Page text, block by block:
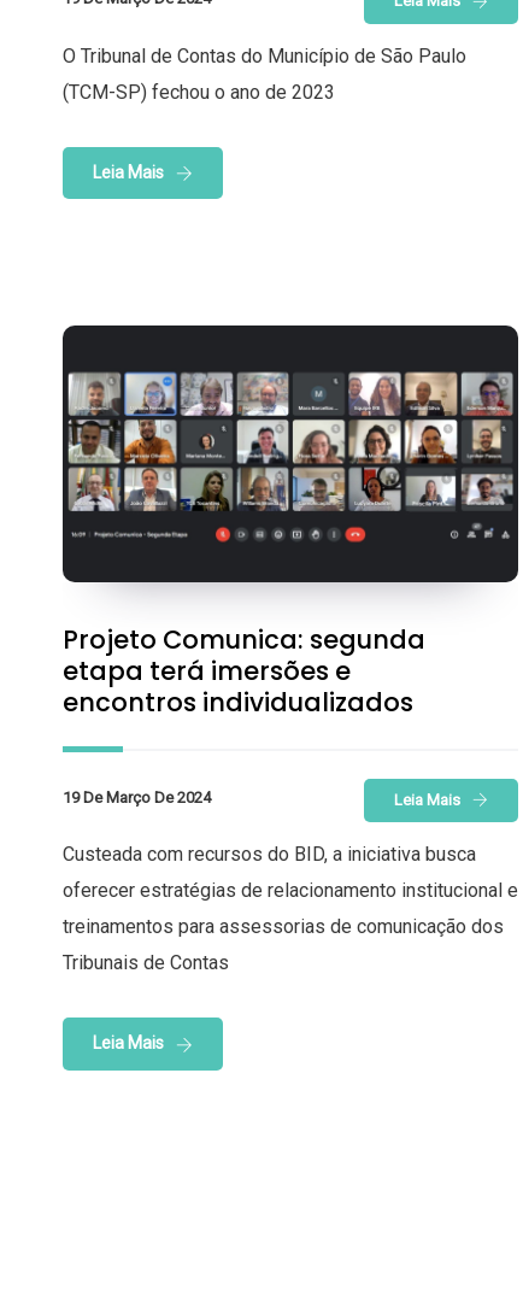
O Tribunal de Contas do Município de São Paulo
(TCM-SP) fechou o ano de 2023
Leia Mais
Projeto Comunica: segunda
etapa terá imersões e
encontros individualizados
19 De Março De 2024 Leia Mais
Custeada com recursos do BID, a iniciativa busca
oferecer estratégias de relacionamento institucional e
treinamentos para assessorias de comunicação dos
Tribunais de Contas
Leia Mais